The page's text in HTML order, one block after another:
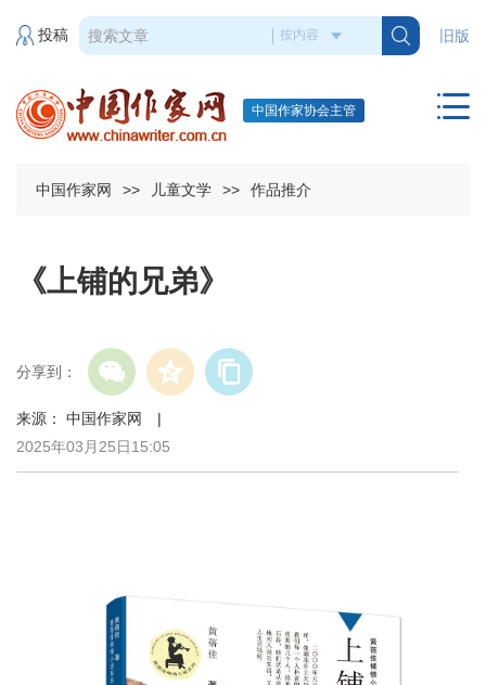
旧版
投稿
中国作家协会主管
中国作家网 >> 儿童文学 >> 作品推介
《上铺的兄弟》
分享到：
来源： 中国作家网 |
2025年03月25日15:05